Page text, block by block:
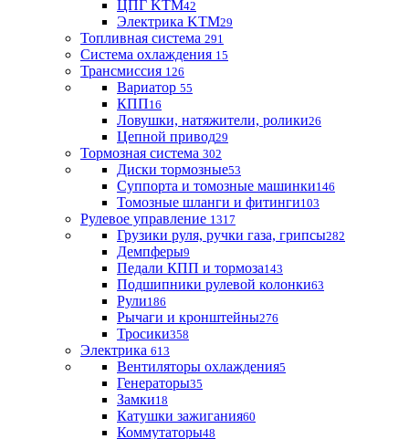
ЦПГ KTM42
Электрика KTM29
Топливная система 291
Система охлаждения 15
Трансмиссия 126
Вариатор 55
КПП16
Ловушки, натяжители, ролики26
Цепной привод29
Тормозная система 302
Диски тормозные53
Суппорта и томозные машинки146
Томозные шланги и фитинги103
Рулевое управление 1317
Грузики руля, ручки газа, грипсы282
Демпферы9
Педали КПП и тормоза143
Подшипники рулевой колонки63
Рули186
Рычаги и кронштейны276
Тросики358
Электрика 613
Вентиляторы охлаждения5
Генераторы35
Замки18
Катушки зажигания60
Коммутаторы48